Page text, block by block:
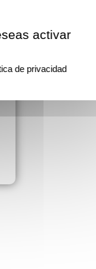
activar
de privacidad